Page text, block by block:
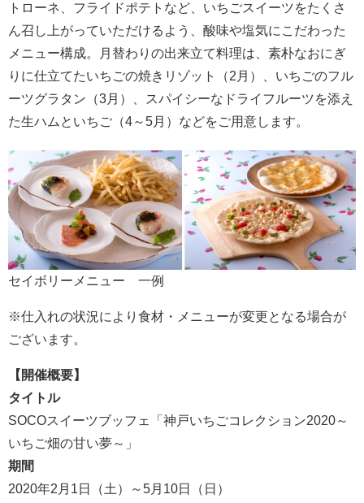
トローネ、フライドポテトなど、いちごスイーツをたくさ
ん召し上がっていただけるよう、酸味や塩気にこだわった
メニュー構成。月替わりの出来立て料理は、素朴なおにぎ
りに仕立てたいちごの焼きリゾット（2月）、いちごのフル
ーツグラタン（3月）、スパイシーなドライフルーツを添え
た生ハムといちご（4～5月）などをご用意します。
セイボリーメニュー 一例
※仕入れの状況により食材・メニューが変更となる場合が
ございます。
【開催概要】
タイトル
SOCOスイーツブッフェ「神戸いちごコレクション2020～
いちご畑の甘い夢～」
期間
2020年2月1日（土）～5月10日（日）